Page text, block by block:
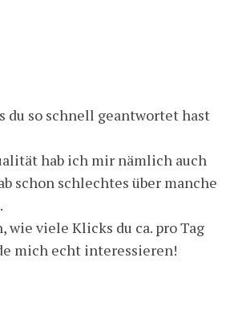
du so schnell geantwortet hast
hab ich mir nämlich auch
schon schlechtes über manche
wie viele Klicks du ca. pro Tag
mich echt interessieren!